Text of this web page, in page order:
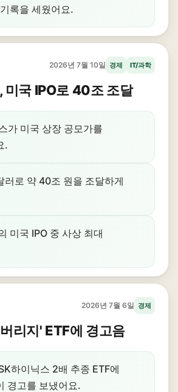
록을 세웠어요.
2026년 7월 10일 경제 IT/과학
미국 IPO로 40조 조달
가 미국 상장 공모가를
.
러로 약 40조 원을 조달하게
미국 IPO 중 사상 최대
2026년 7월 6일 경제
리지' ETF에 경고음
하이닉스 2배 추종 ETF에
경고를 보냈어요.